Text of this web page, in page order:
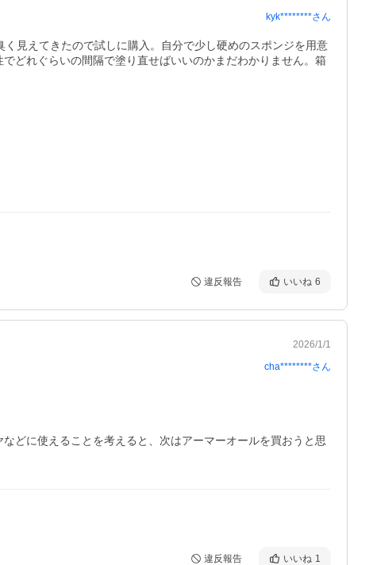
kyk********さん
見えてきたので試しに購入。自分で少し硬めのスポンジを用意
どれぐらいの間隔で塗り直せばいいのかまだわかりません。箱
違反報告 いいね 6
2026/1/1
cha********さん
どに使えることを考えると、次はアーマーオールを買おうと思
違反報告 いいね 1